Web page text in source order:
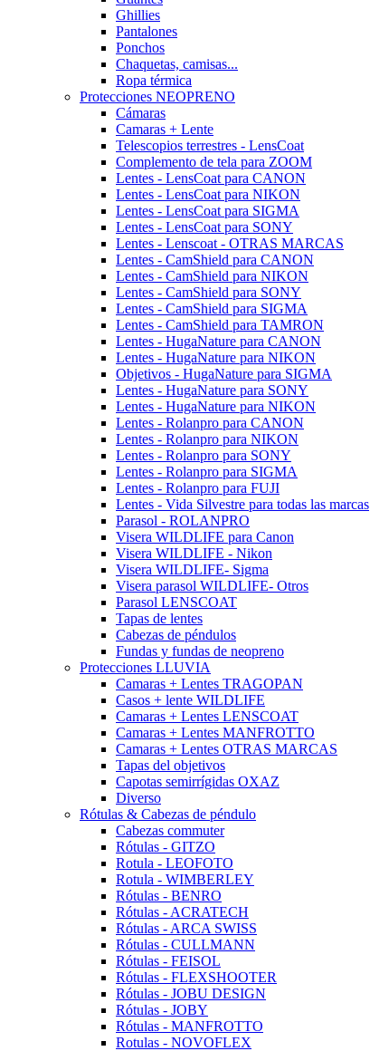
Ghillies
Pantalones
Ponchos
Chaquetas, camisas...
Ropa térmica
Protecciones NEOPRENO
Cámaras
Camaras + Lente
Telescopios terrestres - LensCoat
Complemento de tela para ZOOM
Lentes - LensCoat para CANON
Lentes - LensCoat para NIKON
Lentes - LensCoat para SIGMA
Lentes - LensCoat para SONY
Lentes - Lenscoat - OTRAS MARCAS
Lentes - CamShield para CANON
Lentes - CamShield para NIKON
Lentes - CamShield para SONY
Lentes - CamShield para SIGMA
Lentes - CamShield para TAMRON
Lentes - HugaNature para CANON
Lentes - HugaNature para NIKON
Objetivos - HugaNature para SIGMA
Lentes - HugaNature para SONY
Lentes - HugaNature para NIKON
Lentes - Rolanpro para CANON
Lentes - Rolanpro para NIKON
Lentes - Rolanpro para SONY
Lentes - Rolanpro para SIGMA
Lentes - Rolanpro para FUJI
Lentes - Vida Silvestre para todas las marcas
Parasol - ROLANPRO
Visera WILDLIFE para Canon
Visera WILDLIFE - Nikon
Visera WILDLIFE- Sigma
Visera parasol WILDLIFE- Otros
Parasol LENSCOAT
Tapas de lentes
Cabezas de péndulos
Fundas y fundas de neopreno
Protecciones LLUVIA
Camaras + Lentes TRAGOPAN
Casos + lente WILDLIFE
Camaras + Lentes LENSCOAT
Camaras + Lentes MANFROTTO
Camaras + Lentes OTRAS MARCAS
Tapas del objetivos
Capotas semirrígidas OXAZ
Diverso
Rótulas & Cabezas de péndulo
Cabezas commuter
Rótulas - GITZO
Rotula - LEOFOTO
Rotula - WIMBERLEY
Rótulas - BENRO
Rótulas - ACRATECH
Rótulas - ARCA SWISS
Rótulas - CULLMANN
Rótulas - FEISOL
Rótulas - FLEXSHOOTER
Rótulas - JOBU DESIGN
Rótulas - JOBY
Rótulas - MANFROTTO
Rotulas - NOVOFLEX